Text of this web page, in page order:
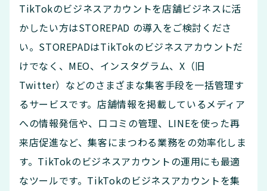
TikTokのビジネスアカウントを店舗ビジネスに活
かしたい方はSTOREPAD の導入をご検討くださ
い。STOREPADはTikTokのビジネスアカウントだ
けでなく、MEO、インスタグラム、X（旧
Twitter）などのさまざまな集客手段を一括管理す
るサービスです。店舗情報を掲載しているメディア
への情報発信や、口コミの管理、LINEを使った再
来店促進など、集客にまつわる業務をの効率化しま
す。TikTokのビジネスアカウントの運用にも最適
なツールです。TikTokのビジネスアカウントを集